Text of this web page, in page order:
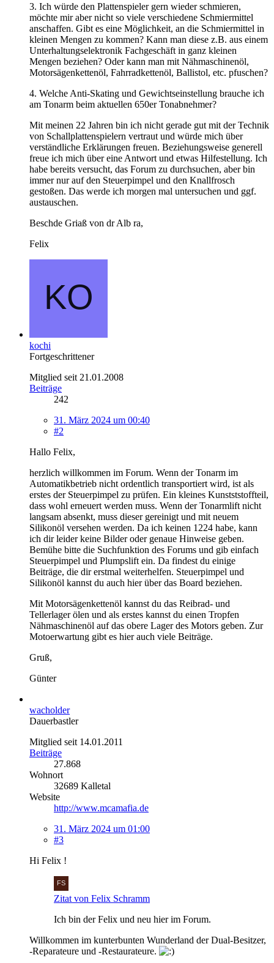
3. Ich würde den Plattenspieler gern wieder schmieren,
möchte mir aber nicht so viele verschiedene Schmiermittel
anschaffen. Gibt es eine Möglichkeit, an die Schmiermittel in
kleinen Mengen zu kommen? Kann man diese z.B. aus einem
Unterhaltungselektronik Fachgeschäft in ganz kleinen
Mengen beziehen? Oder kann man mit Nähmaschinenöl,
Motorsägenkettenöl, Fahrradkettenöl, Ballistol, etc. pfuschen?
4. Welche Anti-Skating und Gewichtseinstellung brauche ich
am Tonarm beim aktuellen 650er Tonabnehmer?
Mit meinen 22 Jahren bin ich nicht gerade gut mit der Technik
von Schallplattenspielern vertraut und würde mich über
verständliche Erklärungen freuen. Beziehungsweise generell
freue ich mich über eine Antwort und etwas Hilfestellung. Ich
habe bereits versucht, das Forum zu durchsuchen, aber bin
immer nur auf den Steuerpimpel und den Knallfrosch
gestoßen. Das werde ich morgen mal untersuchen und ggf.
austauschen.
Beschde Griaß von dr Alb ra,
Felix
kochi
Fortgeschrittener
Mitglied seit 21.01.2008
Beiträge
242
31. März 2024 um 00:40
#2
Hallo Felix,
herzlich willkommen im Forum. Wenn der Tonarm im
Automatikbetrieb nicht ordentlich transportiert wird, ist als
erstes der Steuerpimpel zu prüfen. Ein kleines Kunstststoffteil,
dass wohl erneuert werden muss. Wenn der Tonarmlift nicht
langsam absenkt, muss dieser gereinigt und mit neuem
Silikonöl versehen werden. Da ich keinen 1224 habe, kann
ich dir leider keine Bilder oder genaue Hinweise geben.
Bemühe bitte die Suchfunktion des Forums und gib einfach
Steuerpimpel und Plumpslift ein. Da findest du einige
Beiträge, die dir erstmal weiterhelfen. Steuerpimpel und
Silikonöl kannst du auch hier über das Board beziehen.
Mit Motorsägenkettenöl kannst du das Reibrad- und
Tellerlager ölen und als erstes kannst du einen Tropfen
Nähmaschinenöl auf das obere Lager des Motors geben. Zur
Motoerwartung gibt es hier auch viele Beiträge.
Gruß,
Günter
wacholder
Dauerbastler
Mitglied seit 14.01.2011
Beiträge
27.868
Wohnort
32689 Kalletal
Website
http://www.mcamafia.de
31. März 2024 um 01:00
#3
Hi Felix !
Zitat von Felix Schramm
Ich bin der Felix und neu hier im Forum.
Willkommen im kunterbunten Wunderland der Dual-Besitzer,
-Reparateure und -Restaurateure.